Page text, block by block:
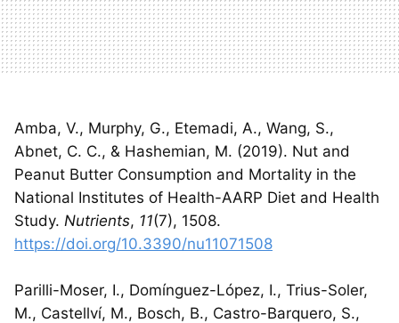
Amba, V., Murphy, G., Etemadi, A., Wang, S.,
Abnet, C. C., & Hashemian, M. (2019). Nut and
Peanut Butter Consumption and Mortality in the
National Institutes of Health-AARP Diet and Health
Study. Nutrients, 11(7), 1508.
https://doi.org/10.3390/nu11071508
Parilli-Moser, I., Domínguez-López, I., Trius-Soler,
M., Castellví, M., Bosch, B., Castro-Barquero, S.,